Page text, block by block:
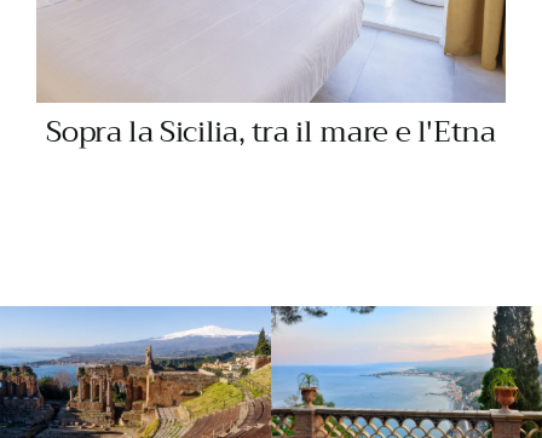
Sopra la Sicilia, tra il mare e l'Etna